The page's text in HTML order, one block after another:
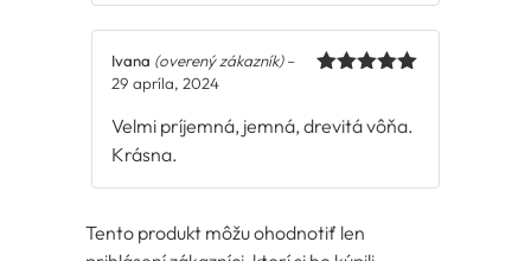
Ivana (overený zákazník) –
29 apríla, 2024
Velmi príjemná, jemná, drevitá vôňa.
Krásna.
Tento produkt môžu ohodnotiť len